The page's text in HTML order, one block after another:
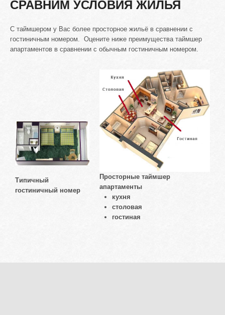
СРАВНИМ УСЛОВИЯ ЖИЛЬЯ
С таймшером у Вас более просторное жильё в сравнении с
гостиничным номером. Оцените ниже преимущества таймшер
апартаментов в сравнении с обычным гостиничным номером.
Типичный
гостиничный номер
Просторные таймшер
апартаменты
кухня
столовая
гостиная